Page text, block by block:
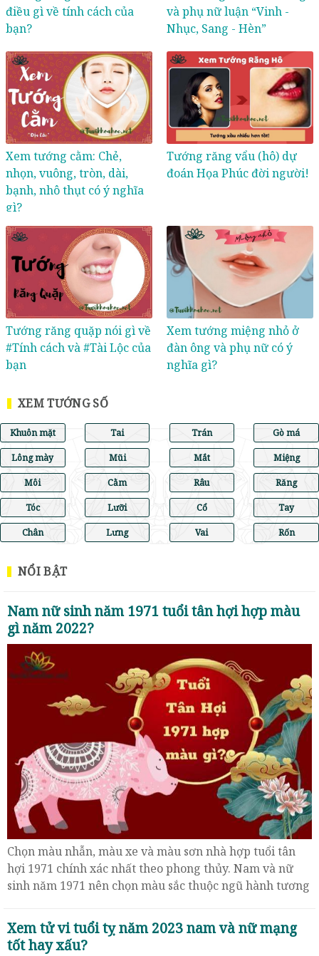
điều gì về tính cách của
bạn?
và phụ nữ luận “Vinh -
Nhục, Sang - Hèn”
Xem tướng cằm: Chẻ,
nhọn, vuông, tròn, dài,
bạnh, nhô thụt có ý nghĩa
gì?
Tướng răng vẩu (hô) dự
đoán Họa Phúc đời người!
Tướng răng quặp nói gì về
#Tính cách và #Tài Lộc của
bạn
Xem tướng miệng nhỏ ở
đàn ông và phụ nữ có ý
nghĩa gì?
XEM TƯỚNG SỐ
Khuôn mặt Tai Trán Gò má
Lông mày Mũi Mắt Miệng
Môi Cằm Râu Răng
Tóc Lưỡi Cổ Tay
Chân Lưng Vai Rốn
NỔI BẬT
Nam nữ sinh năm 1971 tuổi tân hợi hợp màu
gì năm 2022?
Chọn màu nhẫn, màu xe và màu sơn nhà hợp tuổi tân
hợi 1971 chính xác nhất theo phong thủy. Nam và nữ
sinh năm 1971 nên chọn màu sắc thuộc ngũ hành tương
Xem tử vi tuổi tỵ năm 2023 nam và nữ mạng
tốt hay xấu?